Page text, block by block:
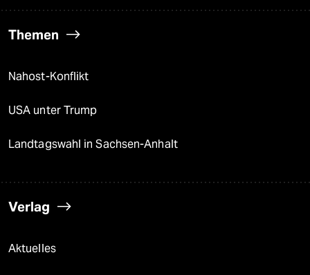
Themen
Nahost-Konflikt
USA unter Trump
Landtagswahl in Sachsen-Anhalt
Verlag
Aktuelles